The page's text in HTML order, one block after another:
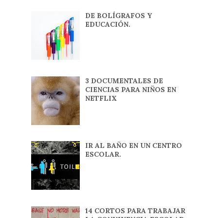
DE BOLÍGRAFOS Y
EDUCACIÓN.
3 DOCUMENTALES DE
CIENCIAS PARA NIÑOS EN
NETFLIX
IR AL BAÑO EN UN CENTRO
ESCOLAR.
14 CORTOS PARA TRABAJAR